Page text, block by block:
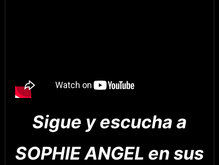
Sigue y escucha a
SOPHIE ANGEL en sus